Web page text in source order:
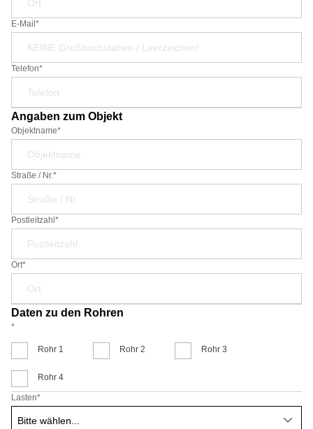
E-Mail*
Telefon*
Angaben zum Objekt
Objektname*
Straße / Nr.*
Postleitzahl*
Ort*
Daten zu den Rohren
*
Rohr 1 Rohr 2 Rohr 3
Rohr 4
Lasten*